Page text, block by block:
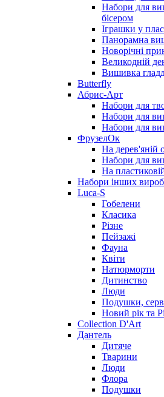
Набори для
бісером
Іграшки у
Панорамна
Новорічні
Великодній
Вишивка
Butterfly
Абрис-Арт
Набори для
Набори для
Набори для
ФрузелОк
На дерев'яній
Набори для
На
Набори інших
Luca-S
Гобелени
Класика
Різне
Пейзажі
Фауна
Квіти
Натюрморти
Дитинство
Люди
Подушки,
Новий рік та
Collection D'Art
Дантель
Дитяче
Тварини
Люди
Флора
Подушки